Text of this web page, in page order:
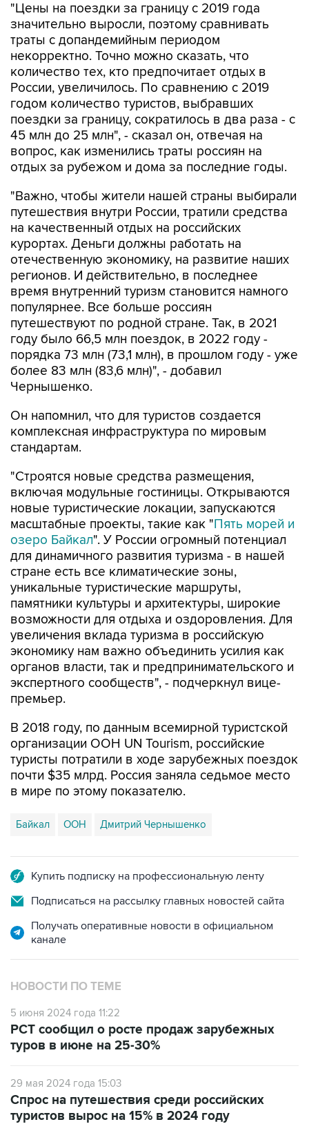
"Цены на поездки за границу с 2019 года
значительно выросли, поэтому сравнивать
траты с допандемийным периодом
некорректно. Точно можно сказать, что
количество тех, кто предпочитает отдых в
России, увеличилось. По сравнению с 2019
годом количество туристов, выбравших
поездки за границу, сократилось в два раза - с
45 млн до 25 млн", - сказал он, отвечая на
вопрос, как изменились траты россиян на
отдых за рубежом и дома за последние годы.
"Важно, чтобы жители нашей страны выбирали
путешествия внутри России, тратили средства
на качественный отдых на российских
курортах. Деньги должны работать на
отечественную экономику, на развитие наших
регионов. И действительно, в последнее
время внутренний туризм становится намного
популярнее. Все больше россиян
путешествуют по родной стране. Так, в 2021
году было 66,5 млн поездок, в 2022 году -
порядка 73 млн (73,1 млн), в прошлом году - уже
более 83 млн (83,6 млн)", - добавил
Чернышенко.
Он напомнил, что для туристов создается
комплексная инфраструктура по мировым
стандартам.
"Строятся новые средства размещения,
включая модульные гостиницы. Открываются
новые туристические локации, запускаются
масштабные проекты, такие как "Пять морей и
озеро Байкал". У России огромный потенциал
для динамичного развития туризма - в нашей
стране есть все климатические зоны,
уникальные туристические маршруты,
памятники культуры и архитектуры, широкие
возможности для отдыха и оздоровления. Для
увеличения вклада туризма в российскую
экономику нам важно объединить усилия как
органов власти, так и предпринимательского и
экспертного сообществ", - подчеркнул вице-
премьер.
В 2018 году, по данным всемирной туристской
организации ООН UN Tourism, российские
туристы потратили в ходе зарубежных поездок
почти $35 млрд. Россия заняла седьмое место
в мире по этому показателю.
Байкал ООН Дмитрий Чернышенко
Купить подписку на профессиональную ленту
Подписаться на рассылку главных новостей сайта
Получать оперативные новости в официальном
канале
НОВОСТИ ПО ТЕМЕ
5 июня 2024 года 11:22
РСТ сообщил о росте продаж зарубежных
туров в июне на 25-30%
29 мая 2024 года 15:03
Спрос на путешествия среди российских
туристов вырос на 15% в 2024 году